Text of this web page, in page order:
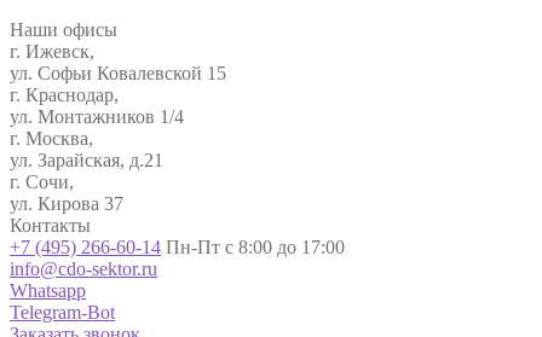
Наши офисы
г. Ижевск,
ул. Софьи Ковалевской 15
г. Краснодар,
ул. Монтажников 1/4
г. Москва,
ул. Зарайская, д.21
г. Сочи,
ул. Кирова 37
Контакты
+7 (495) 266-60-14 Пн-Пт с 8:00 до 17:00
info@cdo-sektor.ru
Whatsapp
Telegram-Bot